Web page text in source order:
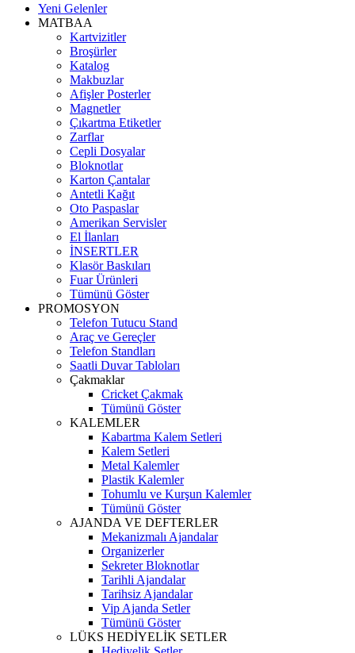
Yeni Gelenler
MATBAA
Kartvizitler
Broşürler
Katalog
Makbuzlar
Afişler Posterler
Magnetler
Çıkartma Etiketler
Zarflar
Cepli Dosyalar
Bloknotlar
Karton Çantalar
Antetli Kağıt
Oto Paspaslar
Amerikan Servisler
El İlanları
İNSERTLER
Klasör Baskıları
Fuar Ürünleri
Tümünü Göster
PROMOSYON
Telefon Tutucu Stand
Araç ve Gereçler
Telefon Standları
Saatli Duvar Tabloları
Çakmaklar
Cricket Çakmak
Tümünü Göster
KALEMLER
Kabartma Kalem Setleri
Kalem Setleri
Metal Kalemler
Plastik Kalemler
Tohumlu ve Kurşun Kalemler
Tümünü Göster
AJANDA VE DEFTERLER
Mekanizmalı Ajandalar
Organizerler
Sekreter Bloknotlar
Tarihli Ajandalar
Tarihsiz Ajandalar
Vip Ajanda Setler
Tümünü Göster
LÜKS HEDİYELİK SETLER